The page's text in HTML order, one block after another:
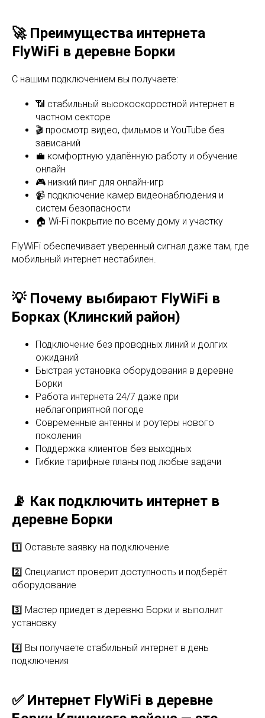
🚀 Преимущества интернета
FlyWiFi в деревне Борки
С нашим подключением вы получаете:
📶 стабильный высокоскоростной интернет в
частном секторе
🎬 просмотр видео, фильмов и YouTube без
зависаний
💼 комфортную удалённую работу и обучение
онлайн
🎮 низкий пинг для онлайн-игр
📹 подключение камер видеонаблюдения и
систем безопасности
🏠 Wi-Fi покрытие по всему дому и участку
FlyWiFi обеспечивает уверенный сигнал даже там, где
мобильный интернет нестабилен.
💡 Почему выбирают FlyWiFi в
Борках (Клинский район)
Подключение без проводных линий и долгих
ожиданий
Быстрая установка оборудования в деревне
Борки
Работа интернета 24/7 даже при
неблагоприятной погоде
Современные антенны и роутеры нового
поколения
Поддержка клиентов без выходных
Гибкие тарифные планы под любые задачи
📡 Как подключить интернет в
деревне Борки
1️⃣ Оставьте заявку на подключение
2️⃣ Специалист проверит доступность и подберёт
оборудование
3️⃣ Мастер приедет в деревню Борки и выполнит
установку
4️⃣ Вы получаете стабильный интернет в день
подключения
✅ Интернет FlyWiFi в деревне